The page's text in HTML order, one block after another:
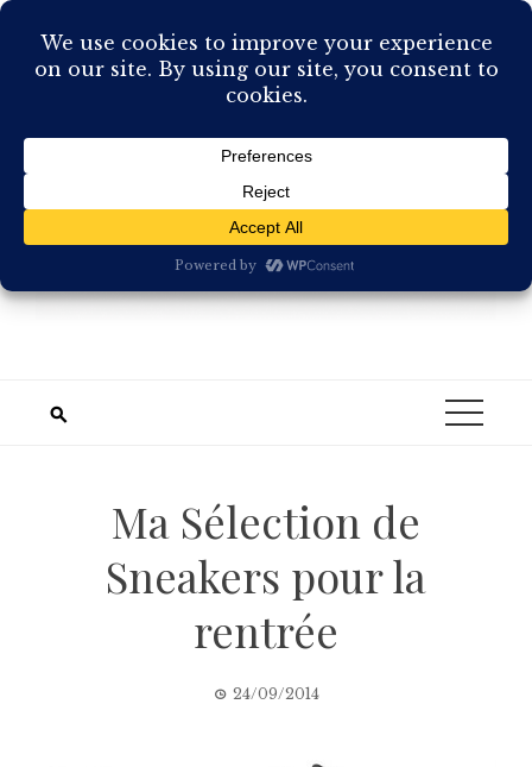
Skip
content
Ma Sélection de
Sneakers pour la
rentrée
24/09/2014